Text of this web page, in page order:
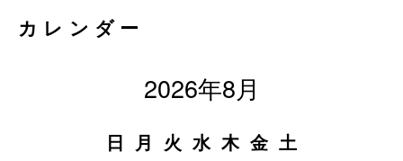
カレンダー
2026年8月
日 月 火 水 木 金 土